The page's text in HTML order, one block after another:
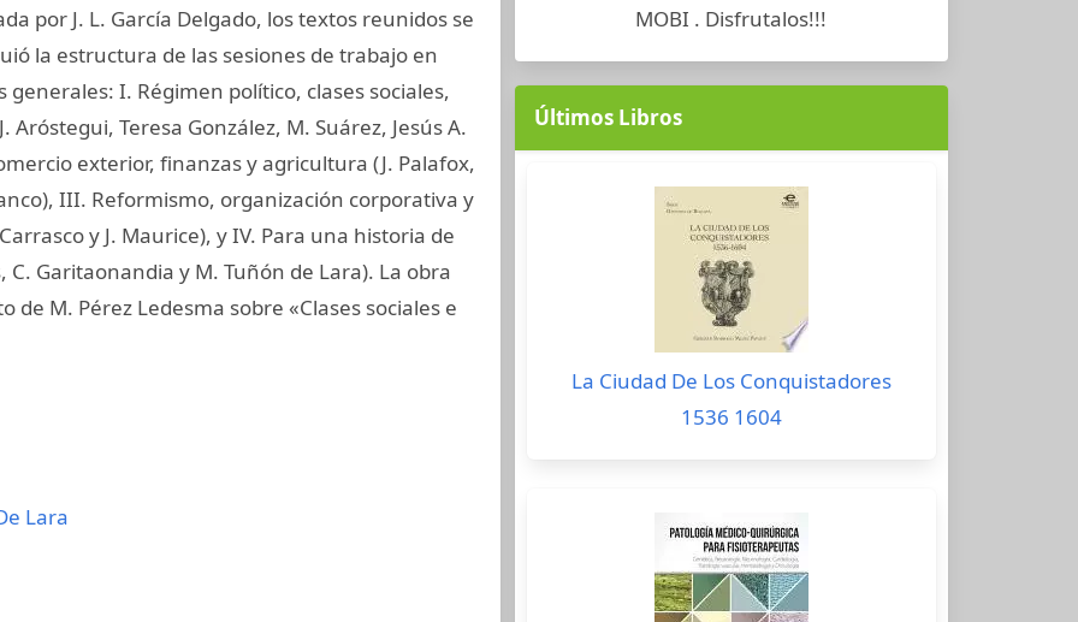
por J. L. García Delgado, los textos reunidos se
la estructura de las sesiones de trabajo en
I. Régimen político, clases sociales,
Teresa González, M. Suárez, Jesús A.
exterior, finanzas y agricultura (J. Palafox,
III. Reformismo, organización corporativa y
y J. Maurice), y IV. Para una historia de
Garitaonandia y M. Tuñón de Lara). La obra
M. Pérez Ledesma sobre «Clases sociales e
Lara
MOBI . Disfrutalos!!!
Últimos Libros
La Ciudad De Los Conquistadores
1536 1604